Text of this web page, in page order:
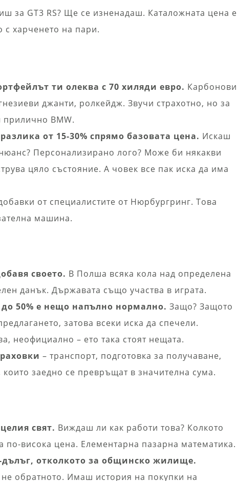
за GT3 RS? Ще се изненадаш. Каталожната цена е
харченето на пари.
ти олеква с 70 хиляди евро. Карбонови
джанти, ролкейдж. Звучи страхотно, но за
BMW.
от 15-30% спрямо базовата цена. Искаш
Персонализирано лого? Може би някакви
цяло състояние. А човек все пак иска да има
от специалистите от Нюрбургринг. Това
машина.
своето. В Полша всяка кола над определена
данък. Държавата също участва в играта.
50% е нещо напълно нормално. Защо? Защото
затова всеки иска да спечели.
неофициално – ето така стоят нещата.
– транспорт, подготовка за получаване,
заедно се превръщат в значителна сума.
свят. Виждаш ли как работи това? Колкото
по-висока цена. Елементарна пазарна математика.
отколкото за общинско жилище.
обратното. Имаш история на покупки на